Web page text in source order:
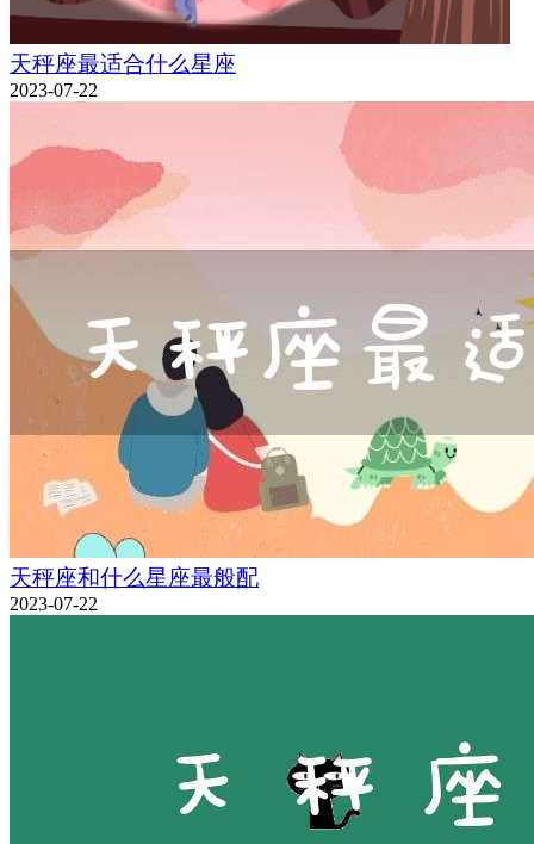
天秤座最适合什么星座
2023-07-22
天秤座和什么星座最般配
2023-07-22